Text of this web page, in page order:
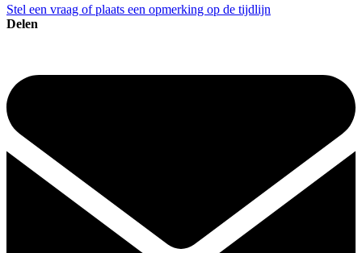
Stel een vraag of plaats een opmerking op de tijdlijn
Delen